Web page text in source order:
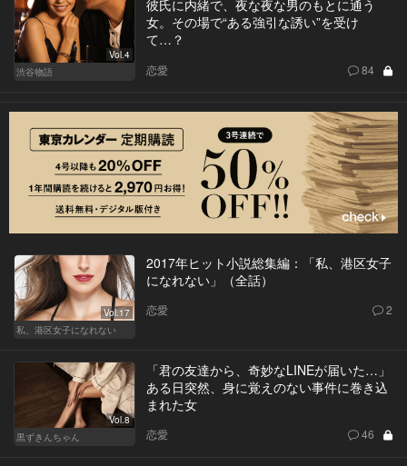
Vol.4
渋谷物語
彼氏に内緒で、夜な夜な男のもとに通う
女。その場で“ある強引な誘い”を受け
て…？
恋愛 84
Vol.17
私、港区女子になれない
2017年ヒット小説総集編：「私、港区女子
になれない」（全話）
恋愛 2
Vol.8
黒ずきんちゃん
「君の友達から、奇妙なLINEが届いた…」
ある日突然、身に覚えのない事件に巻き込
まれた女
恋愛 46